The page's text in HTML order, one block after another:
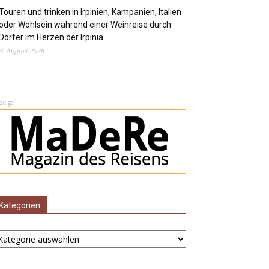
und trinken in Irpinien, Kampanien, Italien
Wohlsein während einer Weinreise durch
im Herzen der Irpinia
August 2026